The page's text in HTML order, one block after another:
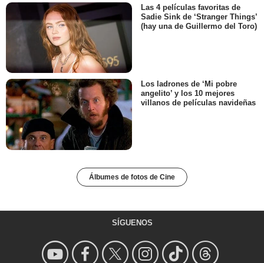
Las 4 películas favoritas de
Sadie Sink de ‘Stranger Things’
(hay una de Guillermo del Toro)
Los ladrones de ‘Mi pobre
angelito’ y los 10 mejores
villanos de películas navideñas
Álbumes de fotos de Cine
SÍGUENOS